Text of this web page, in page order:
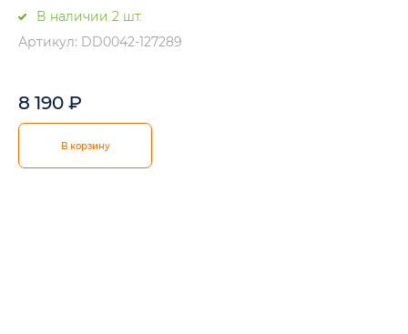
В наличии 2 шт.
Артикул: DD0042-127289
8 190 ₽
В корзину